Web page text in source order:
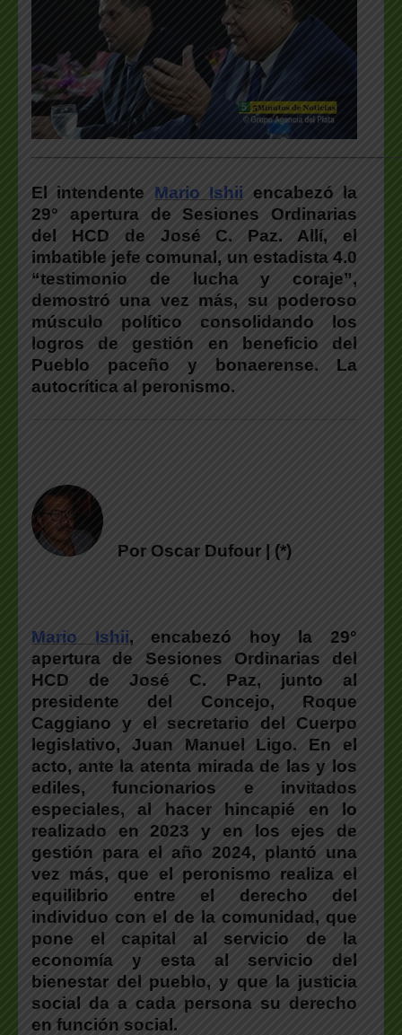
El intendente Mario Ishii encabezó la
29° apertura de Sesiones Ordinarias
del HCD de José C. Paz. Allí, el
imbatible jefe comunal, un estadista 4.0
“testimonio de lucha y coraje”,
demostró una vez más, su poderoso
músculo político consolidando los
logros de gestión en beneficio del
Pueblo paceño y bonaerense. La
autocrítica al peronismo.
Por Oscar Dufour | (*)
Mario Ishii, encabezó hoy la 29°
apertura de Sesiones Ordinarias del
HCD de José C. Paz, junto al
presidente del Concejo, Roque
Caggiano y el secretario del Cuerpo
legislativo, Juan Manuel Ligo. En el
acto, ante la atenta mirada de las y los
ediles, funcionarios e invitados
especiales, al hacer hincapié en lo
realizado en 2023 y en los ejes de
gestión para el año 2024, plantó una
vez más, que el peronismo realiza el
equilibrio entre el derecho del
individuo con el de la comunidad, que
pone el capital al servicio de la
economía y esta al servicio del
bienestar del pueblo, y que la justicia
social da a cada persona su derecho
en función social.